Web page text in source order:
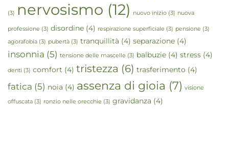
(3) nervosismo (12) nuovo inizio (3) nuova
professione (3) disordine (4) respirazione superficiale (3) pensione (3)
agorafobia (3) pubertà (3) tranquillità (4) separazione (4)
insonnia (5) tensione delle mascelle (3) balbuzie (4) stress (4)
denti (3) comfort (4) tristezza (6) trasferimento (4)
fatica (5) noia (4) assenza di gioia (7) visione
offuscata (3) ronzio nelle orecchie (3) gravidanza (4)